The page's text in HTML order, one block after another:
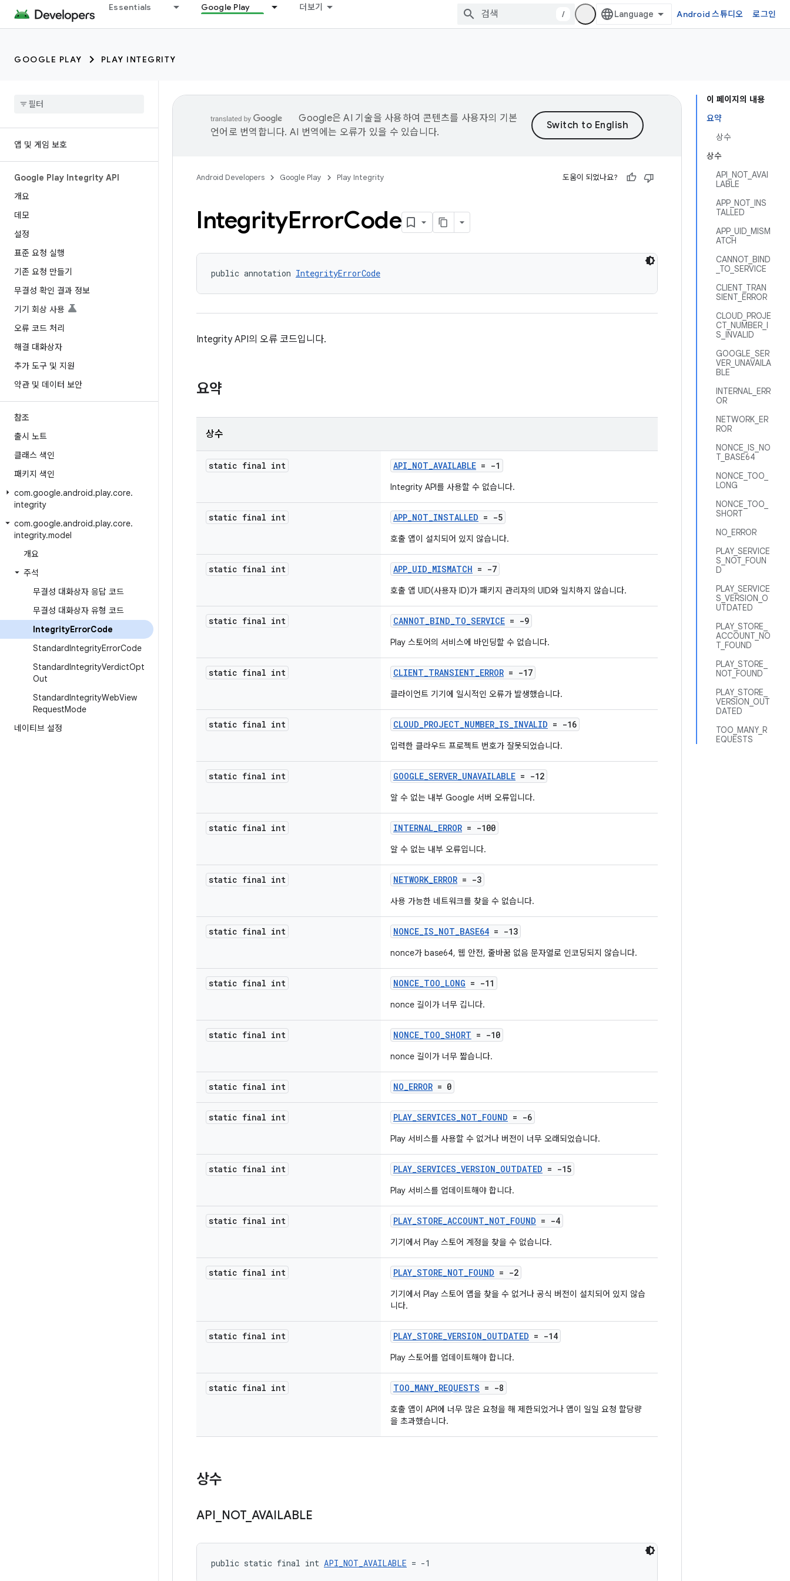
Essentials Google Play 더보기
/ Android 스튜디오 로그인
GOOGLE PLAY PLAY INTEGRITY
앱 및 게임 보호
Google Play Integrity API
개요
데모
설정
표준 요청 실행
기존 요청 만들기
무결성 확인 결과 정보
기기 회상 사용
오류 코드 처리
해결 대화상자
추가 도구 및 지원
약관 및 데이터 보안
참조
출시 노트
클래스 색인
패키지 색인
com.google.android.play.core.
integrity
com.google.android.play.core.
integrity.model
개요
주석
무결성 대화상자 응답 코드
무결성 대화상자 유형 코드
IntegrityErrorCode
StandardIntegrityErrorCode
StandardIntegrityVerdictOpt
Out
StandardIntegrityWebView
RequestMode
네이티브 설정
이 페이지의 내용
요약
상수
상수
API_NOT_AVAI
LABLE
APP_NOT_INS
TALLED
APP_UID_MISM
ATCH
CANNOT_BIND
_TO_SERVICE
CLIENT_TRAN
SIENT_ERROR
CLOUD_PROJE
CT_NUMBER_I
S_INVALID
GOOGLE_SER
VER_UNAVAILA
BLE
INTERNAL_ERR
OR
NETWORK_ER
ROR
NONCE_IS_NO
T_BASE64
NONCE_TOO_
LONG
NONCE_TOO_
SHORT
NO_ERROR
PLAY_SERVICE
S_NOT_FOUN
D
PLAY_SERVICE
S_VERSION_O
UTDATED
PLAY_STORE_
ACCOUNT_NO
T_FOUND
PLAY_STORE_
NOT_FOUND
PLAY_STORE_
VERSION_OUT
DATED
TOO_MANY_R
EQUESTS
Google은 AI 기술을 사용하여 콘텐츠를 사용자의 기본
언어로 번역합니다. AI 번역에는 오류가 있을 수 있습니다.
Android Developers Google Play Play Integrity 도움이 되었나요?
IntegrityErrorCode
public annotation IntegrityErrorCode
Integrity API의 오류 코드입니다.
요약
상수
static final int API_NOT_AVAILABLE = -1
Integrity API를 사용할 수 없습니다.
static final int APP_NOT_INSTALLED = -5
호출 앱이 설치되어 있지 않습니다.
static final int APP_UID_MISMATCH = -7
호출 앱 UID(사용자 ID)가 패키지 관리자의 UID와 일치하지 않습니다.
static final int CANNOT_BIND_TO_SERVICE = -9
Play 스토어의 서비스에 바인딩할 수 없습니다.
static final int CLIENT_TRANSIENT_ERROR = -17
클라이언트 기기에 일시적인 오류가 발생했습니다.
static final int CLOUD_PROJECT_NUMBER_IS_INVALID = -16
입력한 클라우드 프로젝트 번호가 잘못되었습니다.
static final int GOOGLE_SERVER_UNAVAILABLE = -12
알 수 없는 내부 Google 서버 오류입니다.
static final int INTERNAL_ERROR = -100
알 수 없는 내부 오류입니다.
static final int NETWORK_ERROR = -3
사용 가능한 네트워크를 찾을 수 없습니다.
static final int NONCE_IS_NOT_BASE64 = -13
nonce가 base64, 웹 안전, 줄바꿈 없음 문자열로 인코딩되지 않습니다.
static final int NONCE_TOO_LONG = -11
nonce 길이가 너무 깁니다.
static final int NONCE_TOO_SHORT = -10
nonce 길이가 너무 짧습니다.
static final int NO_ERROR = 0
static final int PLAY_SERVICES_NOT_FOUND = -6
Play 서비스를 사용할 수 없거나 버전이 너무 오래되었습니다.
static final int PLAY_SERVICES_VERSION_OUTDATED = -15
Play 서비스를 업데이트해야 합니다.
static final int PLAY_STORE_ACCOUNT_NOT_FOUND = -4
기기에서 Play 스토어 계정을 찾을 수 없습니다.
static final int PLAY_STORE_NOT_FOUND = -2
기기에서 Play 스토어 앱을 찾을 수 없거나 공식 버전이 설치되어 있지 않습
니다.
static final int PLAY_STORE_VERSION_OUTDATED = -14
Play 스토어를 업데이트해야 합니다.
static final int TOO_MANY_REQUESTS = -8
호출 앱이 API에 너무 많은 요청을 해 제한되었거나 앱이 일일 요청 할당량
을 초과했습니다.
상수
API NOT_ AVAILABLE
public static final int API_NOT_AVAILABLE = -1